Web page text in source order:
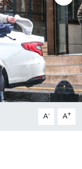
A- A+